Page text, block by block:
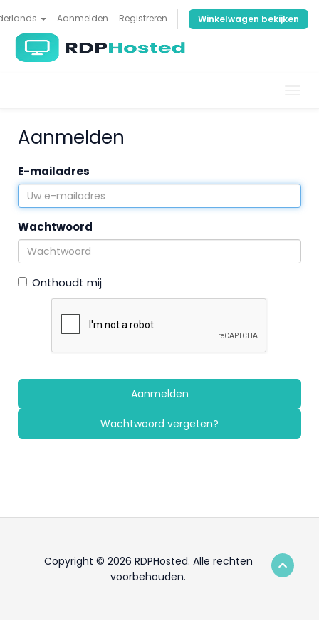
Aanmelden Registreren Winkelwagen bekijken
Aanmelden
E-mailadres
Wachtwoord
Onthoudt mij
Wachtwoord vergeten?
Copyright © 2026 RDPHosted. Alle rechten
voorbehouden.